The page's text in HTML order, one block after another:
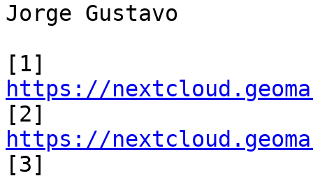
Jorge Gustavo
https://
https://